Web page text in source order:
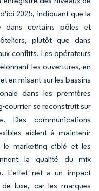
2025, indiquant que la
dans certains pôles et
plutôt que dans
conflits. Les opérateurs
les ouvertures, en
en misant sur les bassins
dans les premières
courrier se reconstruit sur
Des communications
aident à maintenir
marketing ciblé et les
la qualité du mix
L'effet net a un impact
luxe, car les marques